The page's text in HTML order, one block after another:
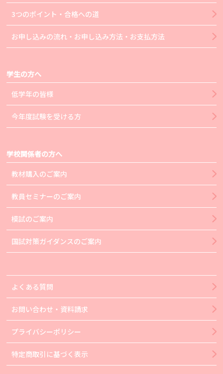
3つのポイント・合格への道
お申し込みの流れ・お申し込み方法・お支払方法
学生の方へ
低学年の皆様
今年度試験を受ける方
学校関係者の方へ
教材購入のご案内
教員セミナーのご案内
模試のご案内
国試対策ガイダンスのご案内
よくある質問
お問い合わせ・資料請求
プライバシーポリシー
特定商取引に基づく表示